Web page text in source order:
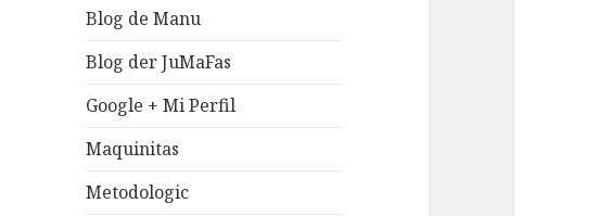
Blog de Manu
Blog der JuMaFas
Google + Mi Perfil
Maquinitas
Metodologic